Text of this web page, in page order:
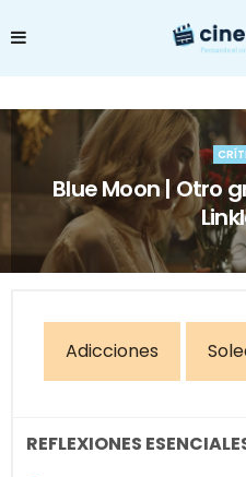
Blue Moon | Otro
Adicciones
REFLEXIONES